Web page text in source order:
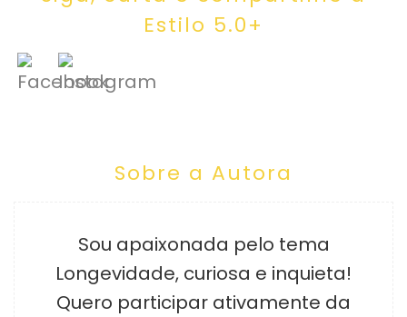
Estilo 5.0+
Sobre a Autora
Sou apaixonada pelo tema
Longevidade, curiosa e inquieta!
Quero participar ativamente da